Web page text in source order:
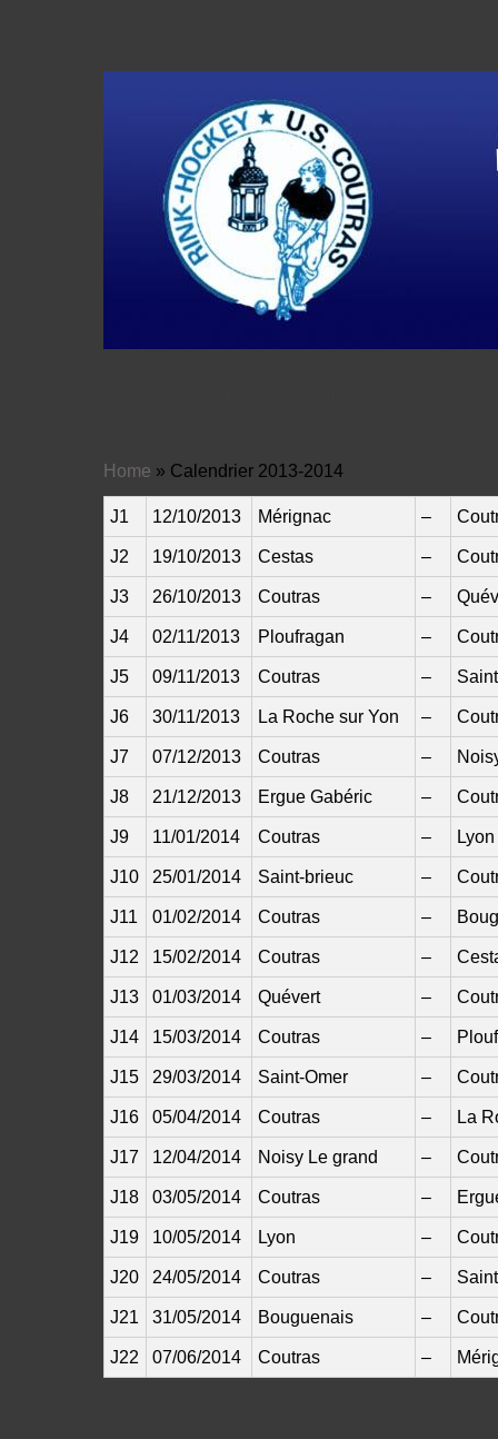
Home » Calendrier 2013-2014
J1 12/10/2013 Mérignac –
J2 19/10/2013 Cestas –
J3 26/10/2013 Coutras –
J4 02/11/2013 Ploufragan –
J5 09/11/2013 Coutras –
J6 30/11/2013 La Roche sur Yon –
J7 07/12/2013 Coutras –
J8 21/12/2013 Ergue Gabéric –
J9 11/01/2014 Coutras – Lyon
J10 25/01/2014 Saint-brieuc –
J11 01/02/2014 Coutras –
J12 15/02/2014 Coutras –
J13 01/03/2014 Quévert –
J14 15/03/2014 Coutras –
J15 29/03/2014 Saint-Omer –
J16 05/04/2014 Coutras – La
J17 12/04/2014 Noisy Le grand –
J18 03/05/2014 Coutras –
J19 10/05/2014 Lyon –
J20 24/05/2014 Coutras –
J21 31/05/2014 Bouguenais –
J22 07/06/2014 Coutras –